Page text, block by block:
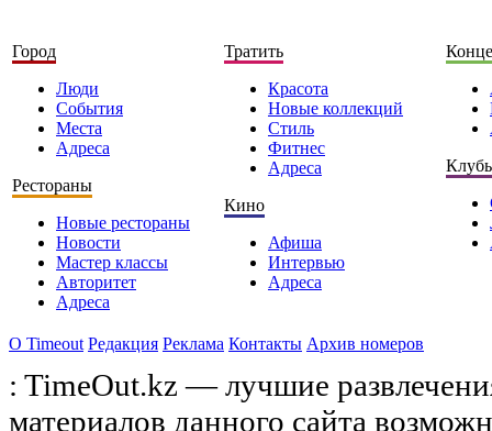
Город
Люди
События
Места
Адреса
Рестораны
Новые рестораны
Новости
Мастер классы
Авторитет
Адреса
Тратить
Красота
Новые коллекций
Стиль
Фитнес
Адреса
Кино
Афиша
Интервью
Адреса
О Timeоut Редакция Реклама Контакты Архив номеров
: TimeOut.kz — лучшие
материалов данного сайта